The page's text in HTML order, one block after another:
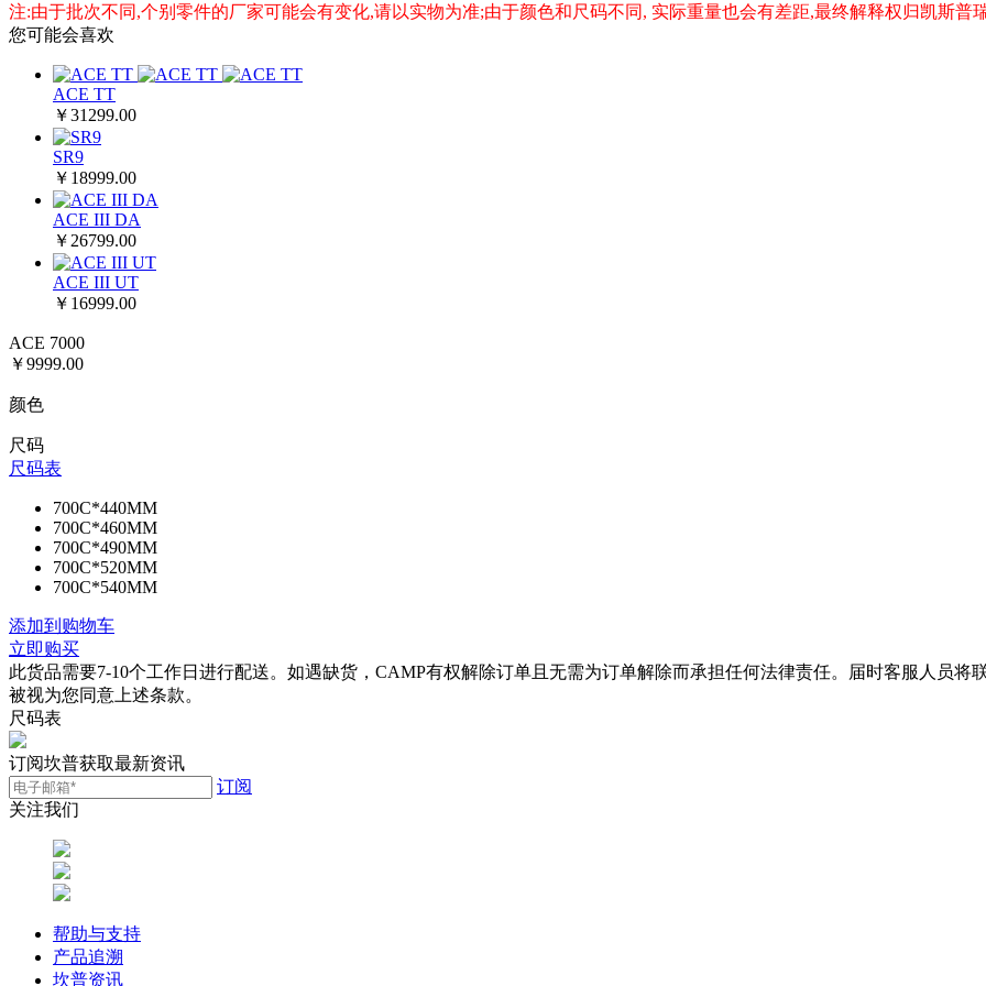
注:由于批次不同,个别零件的厂家可能会有变化,请以实物为准;由于颜色和尺码不同, 实际重量也会有差距,最终解释权归凯斯普
您可能会喜欢
ACE TT
￥31299.00
SR9
￥18999.00
ACE III DA
￥26799.00
ACE III UT
￥16999.00
ACE 7000
￥9999.00
颜色
尺码
尺码表
700C*440MM
700C*460MM
700C*490MM
700C*520MM
700C*540MM
添加到购物车
立即购买
此货品需要7-10个工作日进行配送。如遇缺货，CAMP有权解除订单且无需为订单解除而承担任何法律责任。届时客服人员
被视为您同意上述条款。
尺码表
订阅坎普获取最新资讯
订阅
关注我们
帮助与支持
产品追溯
坎普资讯